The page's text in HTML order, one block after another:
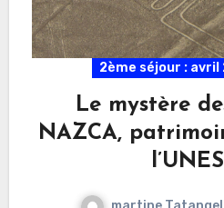
2ème séjour : avril
Le mystère
NAZCA,